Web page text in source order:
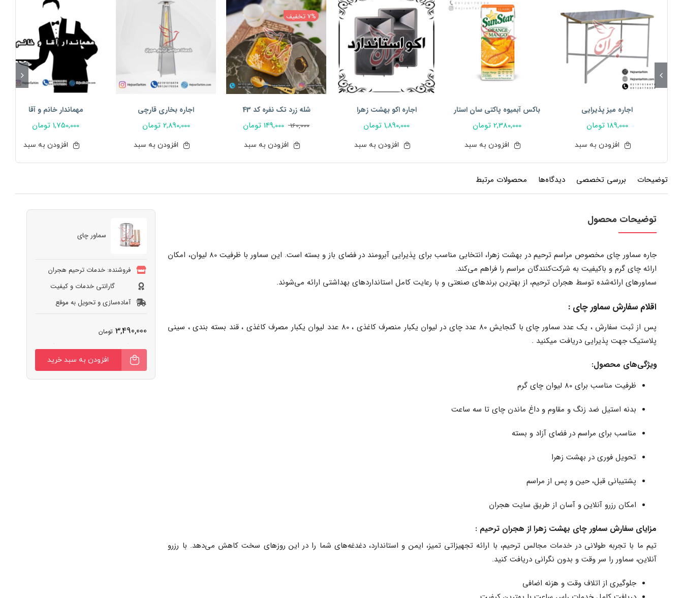
اجاره میز پذیرایی
189,000 تومان
افزودن به سبد
باکس آبمیوه پاکتی سان استار
2,380,000 تومان
افزودن به سبد
اجاره اکو بهشت زهرا
1,890,000 تومان
افزودن به سبد
7% تخفیف
شله زرد تک نفره کد 43
160,000
قیمت
اصلی:
149,000 تومان
قیمت
فعلی: افزودن به سبد
اجاره بخاری قارچی
2,890,000 تومان
افزودن به سبد
مهماندار خانم و آقا
1,750,000 تومان
افزودن به سبد
توضیحات بررسی تخصصی دیدگاه‌ها محصولات مرتبط
توضیحات محصول
جاره سماور چای مخصوص مراسم ترحیم در بهشت زهرا، انتخابی مناسب برای پذیرایی آبرومند در فضای باز و بسته است. این سماور با ظرفیت 80 لیوان، امکان
ارائه چای گرم و باکیفیت به شرکت‌کنندگان مراسم را فراهم می‌کند.
سماورهای ارائه‌شده توسط هجران ترحیم، از بهترین برندهای صنعتی و با رعایت کامل استانداردهای بهداشتی ارائه می‌شوند.
اقلام سفارش سماور چای :
پس از ثبت سفارش ، یک عدد سماور چای با گنجایش 80 عدد چای در لیوان یکبار منصرف کاغذی ، 80 عدد لیوان یکبار مصرف کاغذی ، قند بسته بندی ، سینی
پلاستیک جهت پذیرایی دریافت میکنید .
ویژگی‌های محصول:
ظرفیت مناسب برای 80 لیوان چای گرم
بدنه استیل ضد زنگ و مقاوم و داغ ماندن چای تا سه ساعت
مناسب برای مراسم در فضای آزاد و بسته
تحویل فوری در بهشت زهرا
پشتیبانی قبل، حین و پس از مراسم
امکان رزرو آنلاین و آسان از طریق سایت هجران
مزایای سفارش سماور چای بهشت زهرا از هجران ترحیم :
تیم ما با تجربه طولانی در خدمات مجالس ترحیم، با ارائه تجهیزاتی تمیز، ایمن و استاندارد، دغدغه‌های شما را در این روزهای سخت کاهش می‌دهد. با رزرو
آنلاین، سماور را سر وقت و بدون نگرانی دریافت کنید.
جلوگیری از اتلاف وقت و هزنه اضافی
سماور چای
فروشنده: خدمات ترحیم هجران
گارانتی خدمات و کیفیت
آماده‌سازی و تحویل به‌ موقع
3,490,000 تومان
سماور
چای
عدد
افزودن به سبد خرید